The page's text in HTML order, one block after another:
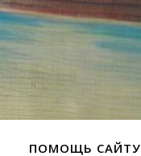
ПОМОЩЬ САЙТУ